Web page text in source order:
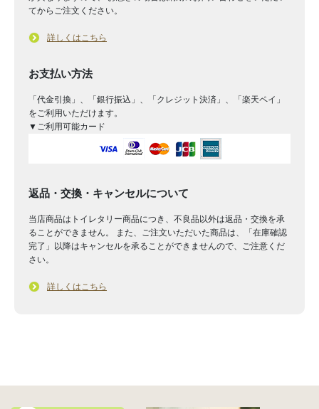
てからご注文ください。
詳しくはこちら
お支払い方法
「代金引換」、「銀行振込」、「クレジット決済」、「楽天ペイ」
をご利用いただけます。
▼ご利用可能カード
返品・交換・キャンセルについて
当店商品はトイレタリー商品につき、不良品以外は返品・交換を承
ることができません。 また、ご注文いただいた商品は、「在庫確認
完了」以降はキャンセルを承ることができませんので、ご注意くだ
さい。
詳しくはこちら